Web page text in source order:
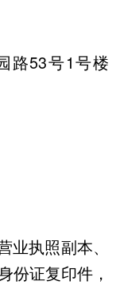
53号1号楼
执照副本、
份证复印件，